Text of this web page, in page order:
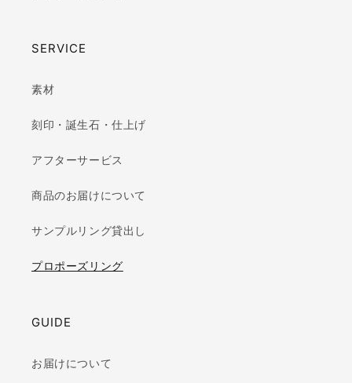
SERVICE
素材
刻印・誕生石・仕上げ
アフターサービス
商品のお届けについて
サンプルリング貸出し
プロポーズリング
GUIDE
お届けについて